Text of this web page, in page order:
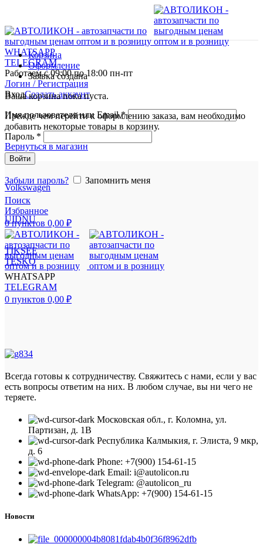
WHATSAPP
TELEGRAM
Работаем с 09:00 по 18:00 пн-пт
Логин / Регистрация
ВходСоздать аккаунт
Имя пользователя или Email*
Пароль *
Войти
Забыли пароль?
Запомнить меня
Поиск
Избранное
0пунктов 0,00 ₽
WHATSAPP
TELEGRAM
0 пунктов 0,00 ₽
Корзина
Оформление
Заявка создана
Ваша корзина пока пуста.
Прежде чем перейти к оформлению заказа, вам необходимо
добавить некоторые товары в корзину.
Вернуться в магазин
Volkswagen
UIDNU
TIKSEE
TESKO
Всегда готовы к сотрудничеству. Свяжитесь с нами, если у вас
есть вопросы ответим на них. В любом случае, вы ни чего не
теряете.
Московская обл., г. Коломна, ул.
Партизан, д. 1В
Республика Калмыкия, г. Элиста, 9 мкр,
д. 6
Phone: +7(900) 154-61-15
Email: i@autolicon.ru
Telegram: @autolicon_ru
WhatsApp: +7(900) 154-61-15
Новости